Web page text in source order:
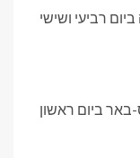
ביום רביעי ושישי
7 יהיו בווילקס-באר ביום ראשון